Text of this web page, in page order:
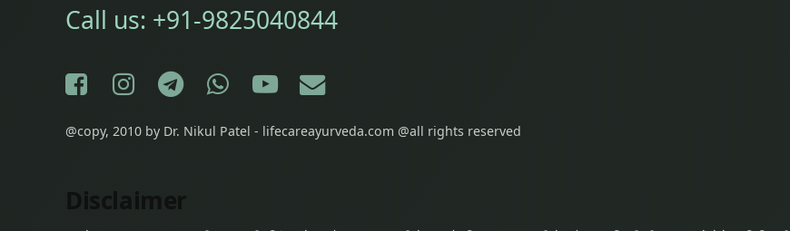
हल्दी का चूर्ण
हिन्दी में आयुर्वेद
हिन्दी में आयुर्वेद ज्ञान
Call us: +91-9825040844
Facebook
Instagram
Telegram
WhatsApp
YouTube
E-mail
@copy, 2010 by Dr. Nikul Patel - lifecareayurveda.com @all rights reserved